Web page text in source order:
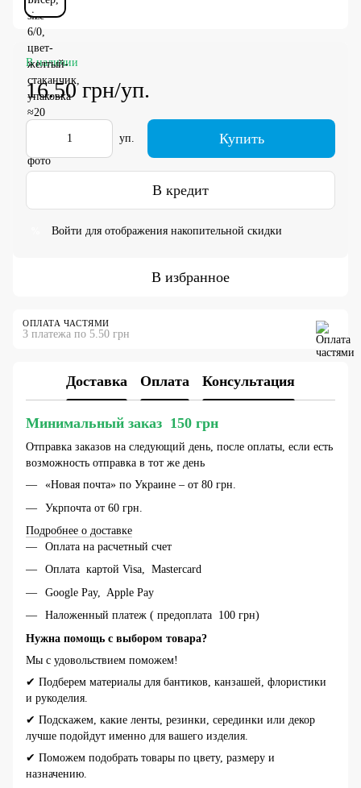
В наличии
16.50 грн/уп.
уп. Купить
В кредит
Войти для отображения накопительной скидки
В избранное
ОПЛАТА ЧАСТЯМИ
3 платежа по 5.50 грн
Доставка Оплата Консультация
Минимальный заказ 150 грн
Отправка заказов на следующий день, после оплаты, если есть
возможность отправка в тот же день
«Новая почта» по Украине – от 80 грн.
Укрпочта от 60 грн.
Подробнее о доставке
Оплата на расчетный счет
Оплата картой Visa, Mastercard
Google Pay, Apple Pay
Наложенный платеж ( предоплата 100 грн)
Нужна помощь с выбором товара?
Мы с удовольствием поможем!
✔ Подберем материалы для бантиков, канзашей, флористики
и рукоделия.
✔ Подскажем, какие ленты, резинки, серединки или декор
лучше подойдут именно для вашего изделия.
✔ Поможем подобрать товары по цвету, размеру и
назначению.